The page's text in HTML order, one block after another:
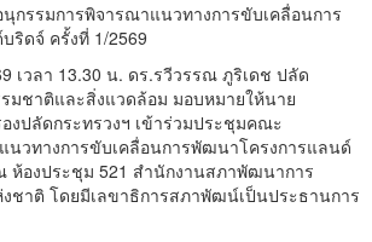
กรรมการพิจารณาแนวทางการขับเคลื่อนการ
ริดจ์ ครั้งที่ 1/2569
เวลา 13.30 น. ดร.รวีวรรณ ภูริเดช ปลัด
มชาติและสิ่งแวดล้อม มอบหมายให้นาย
งปลัดกระทรวงฯ เข้าร่วมประชุมคณะ
นวทางการขับเคลื่อนการพัฒนาโครงการแลนด์
ห้องประชุม 521 สำนักงานสภาพัฒนาการ
ชาติ โดยมีเลขาธิการสภาพัฒน์เป็นประธานการ